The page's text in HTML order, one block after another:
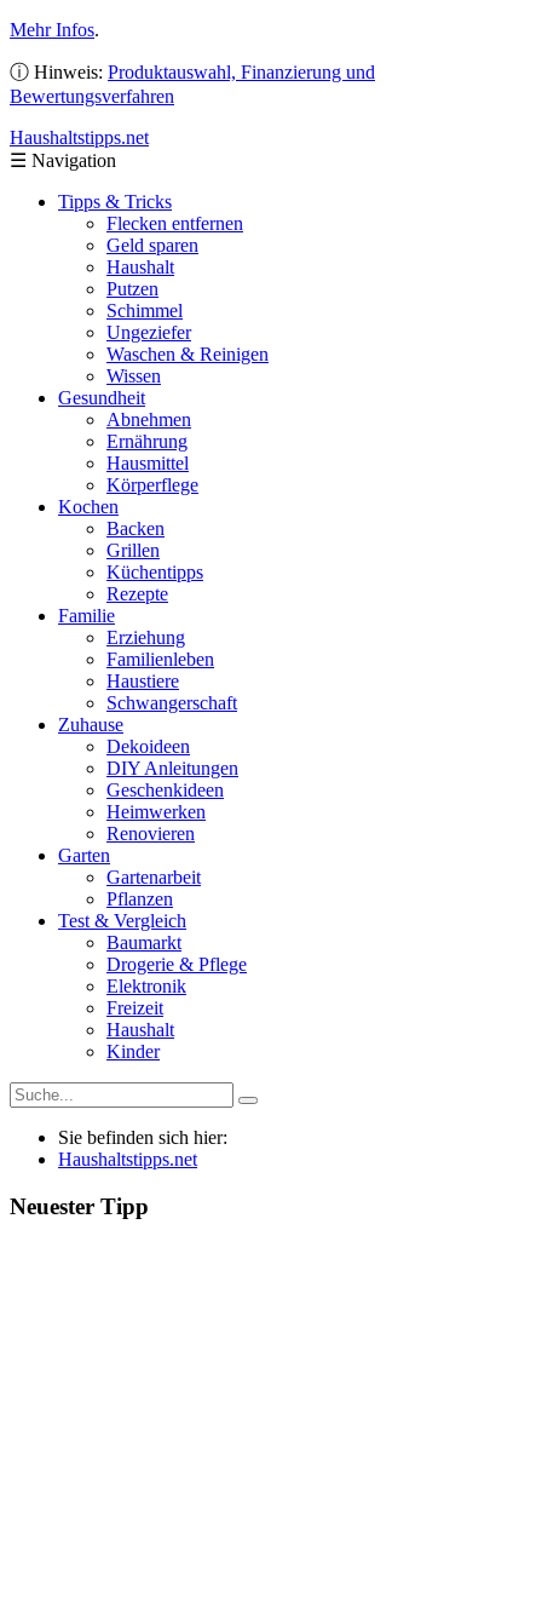
Mehr Infos.
ⓘ Hinweis: Produktauswahl, Finanzierung und
Bewertungsverfahren
Haushaltstipps.net
☰ Navigation
Tipps & Tricks
Flecken entfernen
Geld sparen
Haushalt
Putzen
Schimmel
Ungeziefer
Waschen & Reinigen
Wissen
Gesundheit
Abnehmen
Ernährung
Hausmittel
Körperflege
Kochen
Backen
Grillen
Küchentipps
Rezepte
Familie
Erziehung
Familienleben
Haustiere
Schwangerschaft
Zuhause
Dekoideen
DIY Anleitungen
Geschenkideen
Heimwerken
Renovieren
Garten
Gartenarbeit
Pflanzen
Test & Vergleich
Baumarkt
Drogerie & Pflege
Elektronik
Freizeit
Haushalt
Kinder
Sie befinden sich hier:
Haushaltstipps.net
Neuester Tipp